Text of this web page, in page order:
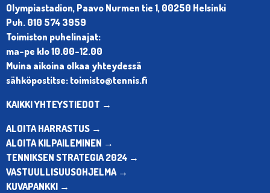
Olympiastadion, Paavo Nurmen tie 1, 00250 Helsinki
Puh. 010 574 3959
Toimiston puhelinajat:
ma-pe klo 10.00-12.00
Muina aikoina olkaa yhteydessä
sähköpostitse: toimisto@tennis.fi
KAIKKI YHTEYSTIEDOT →
ALOITA HARRASTUS →
ALOITA KILPAILEMINEN →
TENNIKSEN STRATEGIA 2024 →
VASTUULLISUUSOHJELMA →
KUVAPANKKI →